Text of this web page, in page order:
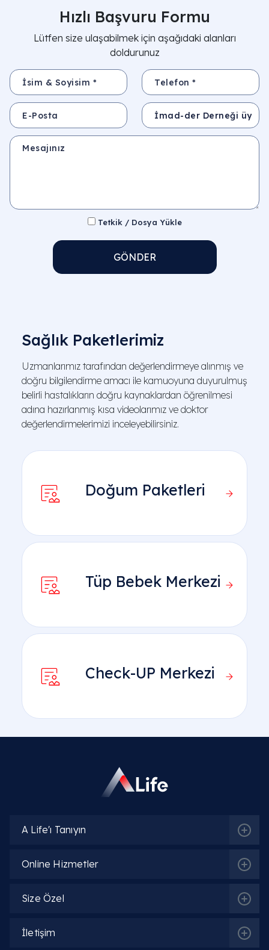
Hızlı Başvuru Formu
Lütfen size ulaşabilmek için aşağıdaki alanları
doldurunuz
İsim & Soyisim * Telefon *
E-Posta Konu
Mesajınız
Tetkik / Dosya Yükle
GÖNDER
Sağlık Paketlerimiz
Uzmanlarımız tarafından değerlendirmeye alınmış ve
doğru bilgilendirme amacı ile kamuoyuna duyurulmuş
belirli hastalıkların doğru kaynaklardan öğrenilmesi
adına hazırlanmış kısa videolarımız ve doktor
değerlendirmelerimizi inceleyebilirsiniz.
Doğum Paketleri
Tüp Bebek Merkezi
Check-UP Merkezi
A Life'ı Tanıyın
Online Hizmetler
Size Özel
İletişim